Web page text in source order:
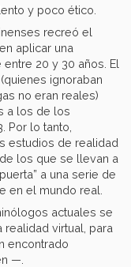
y poco ético.
recreó el
aplicar una
20 y 30 años. El
ignoraban
no eran reales)
a los de los
Por lo tanto,
estudios de realidad
los que se llevan a
a una serie de
en el mundo real.
actuales se
realidad virtual, para
encontrado
—.